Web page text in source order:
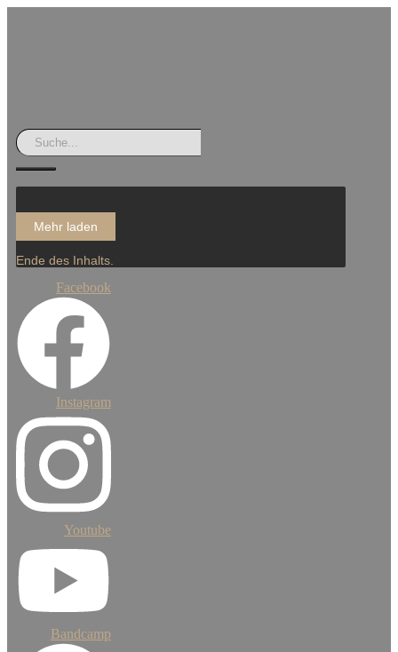
Mehr laden
Ende des Inhalts.
Facebook
Instagram
Youtube
Bandcamp